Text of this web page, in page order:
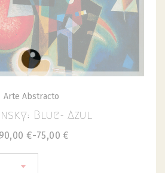
Arte Abstracto
Blue- Azul
75,00 €
-
€